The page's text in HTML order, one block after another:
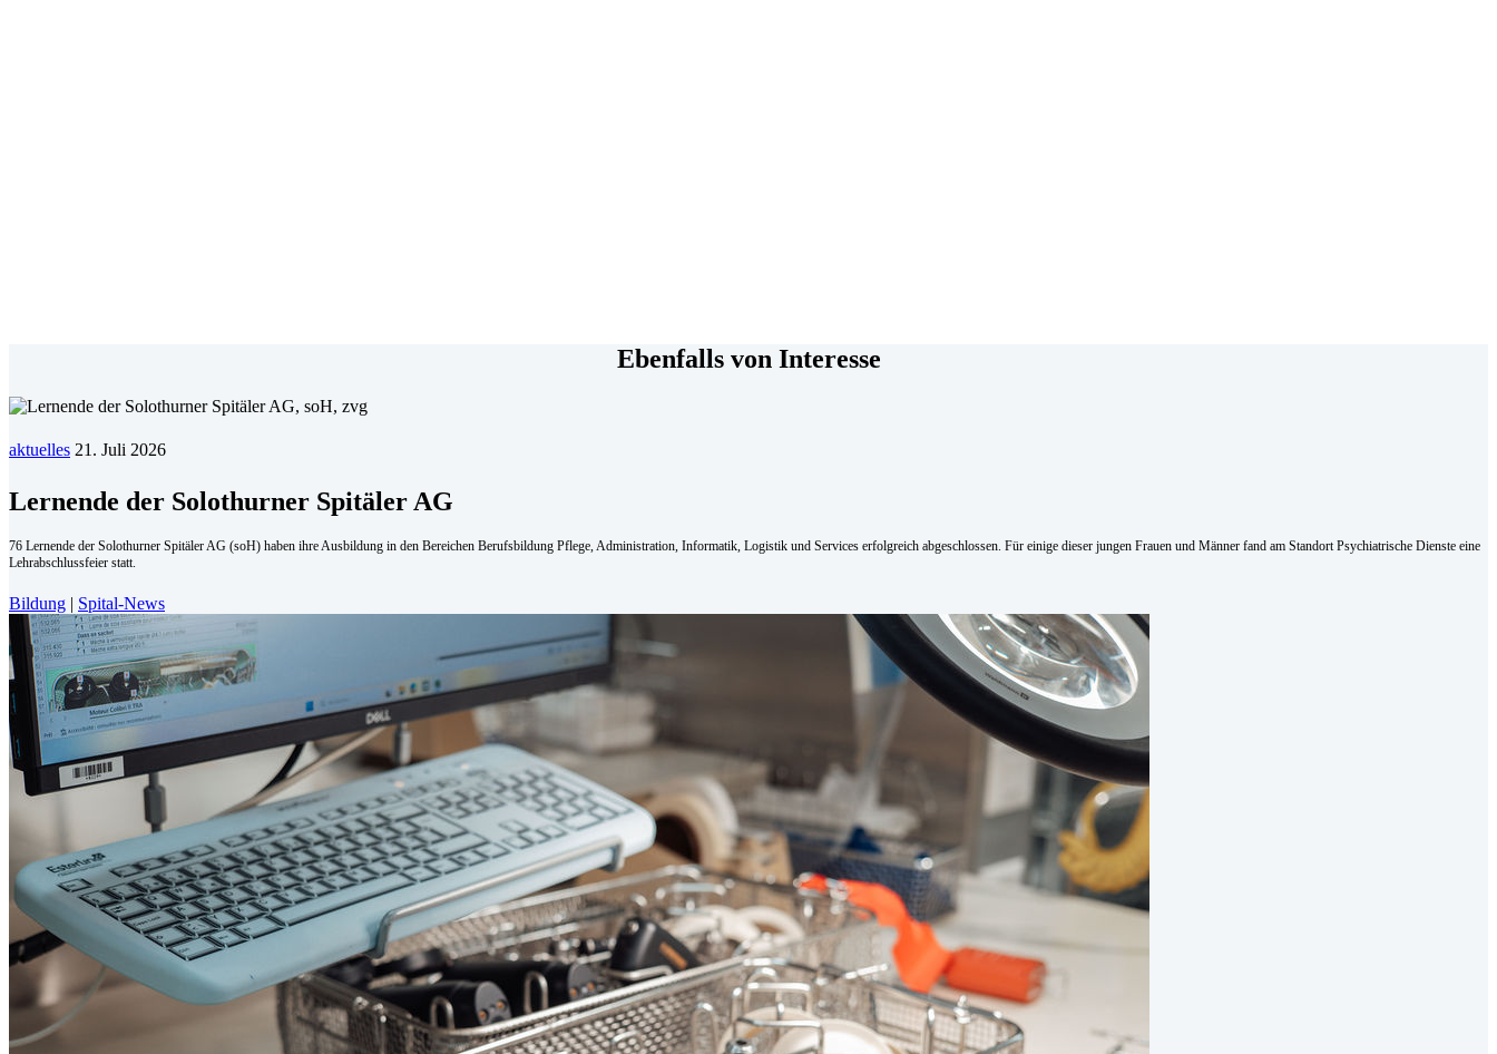
Ebenfalls von Interesse
aktuelles 21. Juli 2026
Lernende der Solothurner Spitäler AG
76 Lernende der Solothurner Spitäler AG (soH) haben ihre Ausbildung in den Bereichen Berufsbildung Pflege, Administration, Informatik, Logistik und Services erfolgreich abgeschlossen. Für einige dieser jungen Frauen und Männer fand am Standort Psychiatrische Dienste eine
Lehrabschlussfeier statt.
Bildung Spital-News